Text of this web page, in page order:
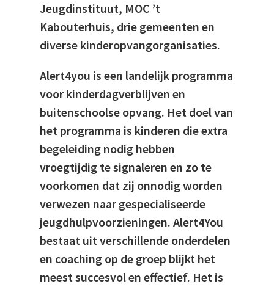
Jeugdinstituut, MOC ’t
Kabouterhuis, drie gemeenten en
diverse kinderopvangorganisaties.
Alert4you is een landelijk programma
voor kinderdagverblijven en
buitenschoolse opvang. Het doel van
het programma is kinderen die extra
begeleiding nodig hebben
vroegtijdig te signaleren en zo te
voorkomen dat zij onnodig worden
verwezen naar gespecialiseerde
jeugdhulpvoorzieningen. Alert4You
bestaat uit verschillende onderdelen
en coaching op de groep blijkt het
meest succesvol en effectief. Het is